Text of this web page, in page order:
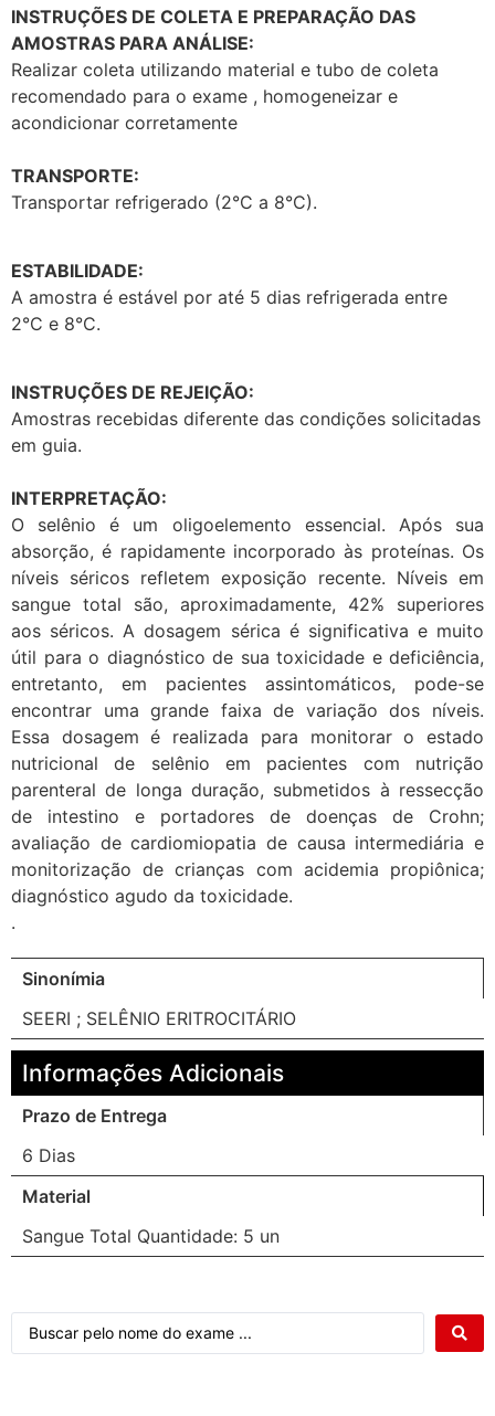
INSTRUÇÕES DE COLETA E PREPARAÇÃO DAS
AMOSTRAS PARA ANÁLISE:
Realizar coleta utilizando material e tubo de coleta
recomendado para o exame , homogeneizar e
acondicionar corretamente
TRANSPORTE:
Transportar refrigerado (2°C a 8°C).
ESTABILIDADE:
A amostra é estável por até 5 dias refrigerada entre
2°C e 8°C.
INSTRUÇÕES DE REJEIÇÃO:
Amostras recebidas diferente das condições solicitadas
em guia.
INTERPRETAÇÃO:
O selênio é um oligoelemento essencial. Após sua
absorção, é rapidamente incorporado às proteínas. Os
níveis séricos refletem exposição recente. Níveis em
sangue total são, aproximadamente, 42% superiores
aos séricos. A dosagem sérica é significativa e muito
útil para o diagnóstico de sua toxicidade e deficiência,
entretanto, em pacientes assintomáticos, pode-se
encontrar uma grande faixa de variação dos níveis.
Essa dosagem é realizada para monitorar o estado
nutricional de selênio em pacientes com nutrição
parenteral de longa duração, submetidos à ressecção
de intestino e portadores de doenças de Crohn;
avaliação de cardiomiopatia de causa intermediária e
monitorização de crianças com acidemia propiônica;
diagnóstico agudo da toxicidade.
.
Sinonímia
SEERI ; SELÊNIO ERITROCITÁRIO
Informações Adicionais
Prazo de Entrega
6 Dias
Material
Sangue Total Quantidade: 5 un